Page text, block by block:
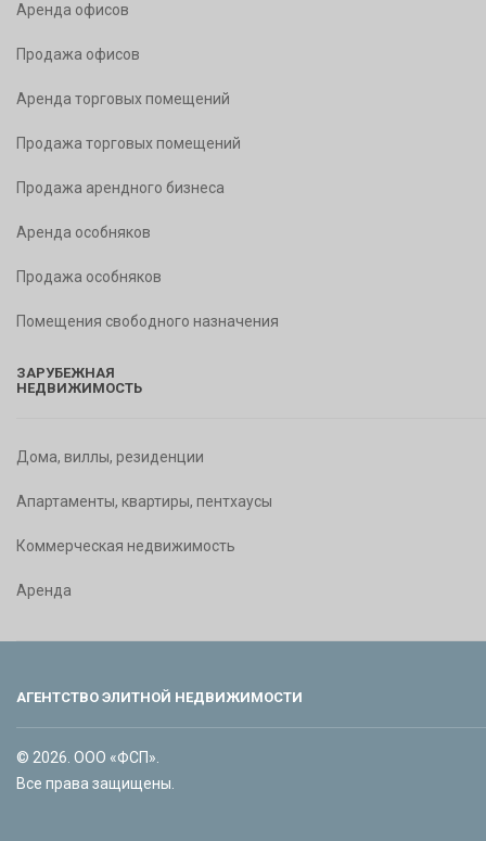
Аренда офисов
Продажа офисов
Аренда торговых помещений
Продажа торговых помещений
Продажа арендного бизнеса
Аренда особняков
Продажа особняков
Помещения свободного назначения
ЗАРУБЕЖНАЯ
НЕДВИЖИМОСТЬ
Дома, виллы, резиденции
Апартаменты, квартиры, пентхаусы
Коммерческая недвижимость
Аренда
АГЕНТСТВО ЭЛИТНОЙ НЕДВИЖИМОСТИ
© 2026. ООО «ФСП».
Все права защищены.